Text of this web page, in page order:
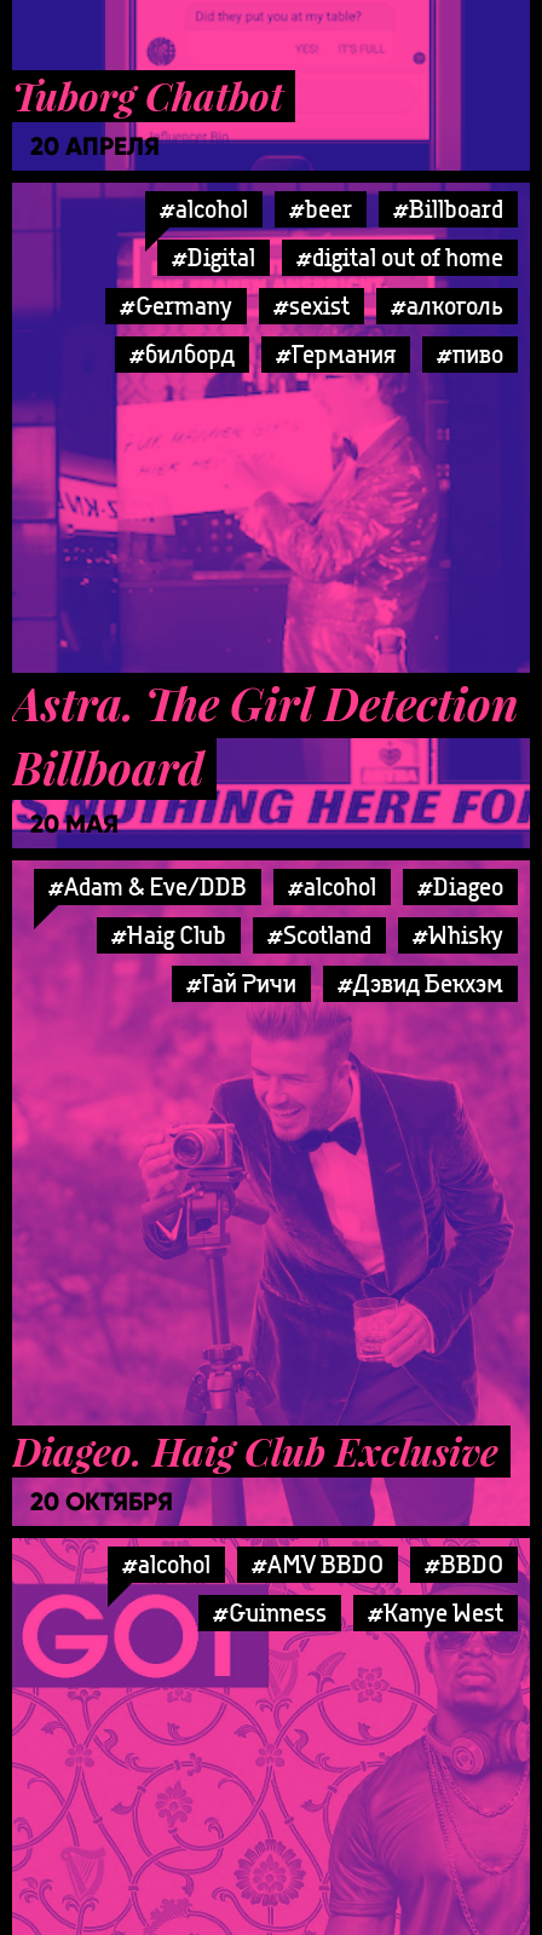
Tuborg Chatbot
20 АПРЕЛЯ
#alcohol #beer
#Billboard
#Digital
#digital out of home
#Germany
#sexist
#алкоголь
#билборд
#Германия #пиво
Astra. The Girl Detection
Billboard
20 МАЯ
#Adam & Eve/DDB #alcohol
#Diageo
#Haig Club
#Scotland
#Whisky
#Гай Ричи
#Дэвид Бекхэм
Diageo. Haig Club Exclusive
20 ОКТЯБРЯ
#alcohol #AMV BBDO
#BBDO
#Guinness
#Kanye West